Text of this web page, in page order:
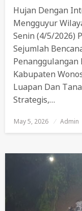
Hujan Dengan
Mengguyur
Senin (4/5/2026)
Sejumlah
Penanggulangan
Kabupaten
Luapan Dan
Strategis,…
Posted
On
May 5, 2026 Admin